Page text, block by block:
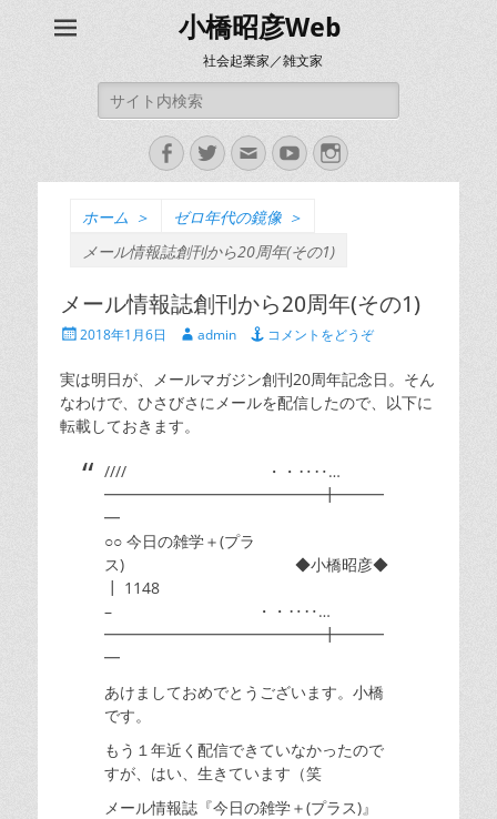
小橋昭彦Web
社会起業家／雑文家
索:
Facebook
Twitter
メ
ー
YouTubeInstagram
ホーム ＞ ゼロ年代の鏡像 ＞
メール情報誌創刊から20周年(その1)
メール情報誌創刊から20周年(その1)
投
日
2018年1月6日
投
者
admin コメントをどうぞ
実は明日が、メールマガジン創刊20周年記念日。そん
なわけで、ひさびさにメールを配信したので、以下に
転載しておきます。
//// ・・‥‥…
━━━━━━━━━━━━━━╋━━━
━
○○ 今日の雑学＋(プラ
ス) ◆小橋昭彦◆
┃ 1148
– ・・‥‥…
━━━━━━━━━━━━━━╋━━━
━
あけましておめでとうございます。小橋
です。
もう１年近く配信できていなかったので
すが、はい、生きています（笑
メール情報誌『今日の雑学＋(プラス)』